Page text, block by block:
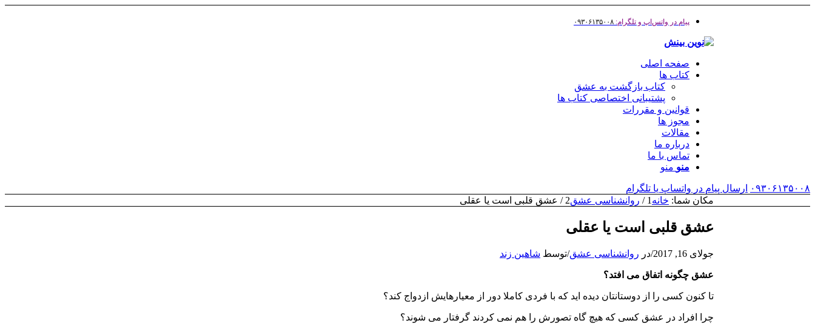
پیام در واتس‌اپ و تلگرام: ۰۹۳۰۶۱۳۵۰۰۸
صفحه اصلی
کتاب ها
کتاب بازگشت به عشق
پشتیبانی اختصاصی کتاب ها
قوانین و مقررات
مجوز ها
مقالات
درباره ما
تماس با ما
منو منو
۰۹۳۰۶۱۳۵۰۰۸
ارسال پیام در واتساپ یا تلگرام
مکان شما: خانه 1
/ روانشناسی عشق2
/ عشق قلبی است یا عقلی
عشق قلبی است یا عقلی
جولای 16, 2017 /در روانشناسی عشق/توسط شاهین زند
عشق چگونه اتفاق می افتد؟
تا کنون کسی را از دوستانتان دیده اید که با فردی کاملا دور از معیارهایش ازدواج کند؟
چرا افراد در عشق کسی که هیچ گاه تصورش را هم نمی کردند گرفتار می شوند؟